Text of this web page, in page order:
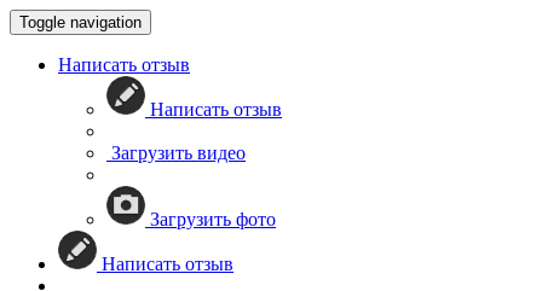
Toggle navigation
Написать отзыв
Написать отзыв
Загрузить видео
Загрузить фото
Написать отзыв